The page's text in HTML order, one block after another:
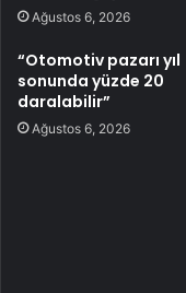
Ağustos 6, 2026
“Otomotiv pazarı yıl
sonunda yüzde 20
daralabilir”
Ağustos 6, 2026